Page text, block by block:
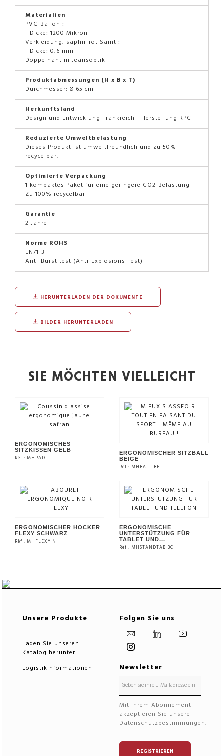
Materialien
PVC-Ballon :
- Dicke: 1200 Mikron
Verkleidung, saphir-rot Samt :
- Dicke: 0,6 mm
Doppelnaht in Jeansoptik
Produktabmessungen (H x B x T)
Durchmesser: Ø 65 cm
Herkunftsland
Design und Entwicklung Frankreich - Herstellung RPC
Reduzierte Umweltbelastung
Dieses Produkt ist umweltfreundlich und zu 50%
recycelbar.
Optimierte Verpackung
1 kompaktes Paket für eine geringere CO2-Belastung
Zu 100% recycelbar
Garantie
2 Jahre
Norme ROHS
EN71-3
Anti-Burst test (Anti-Explosions-Test)
HERUNTERLADEN DER DOKUMENTE
BILDER HERUNTERLADEN
SIE MÖCHTEN VIELLEICHT
SIEHE DAS PRODUKT
ERGONOMISCHES
SITZKISSEN GELB
Rèf : MHPAD J
SIEHE DAS PRODUKT
ERGONOMISCHER SITZBALL
BEIGE
Rèf : MHBALL BE
ERGONOMISCHER HOCKER
FLEXY SCHWARZ
Rèf : MHFLEXY N
ERGONOMISCHE
UNTERSTÜTZUNG FÜR
TABLET UND...
Rèf : MHSTANDTAB BC
Unsere Produkte
Laden Sie unseren
Katalog herunter
Logistikinformationen
Folgen Sie uns
Newsletter
Mit Ihrem Abonnement
akzeptieren Sie unsere
Datenschutzbestimmungen.
REGISTRIEREN